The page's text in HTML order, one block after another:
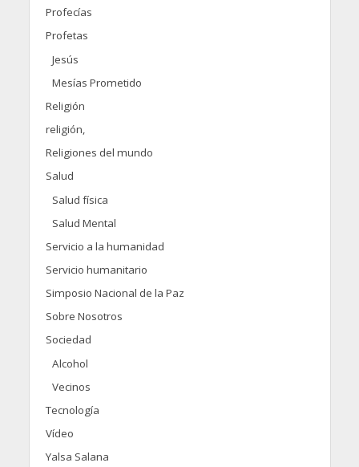
Profecías
Profetas
Jesús
Mesías Prometido
Religión
religión,
Religiones del mundo
Salud
Salud física
Salud Mental
Servicio a la humanidad
Servicio humanitario
Simposio Nacional de la Paz
Sobre Nosotros
Sociedad
Alcohol
Vecinos
Tecnología
Vídeo
Yalsa Salana